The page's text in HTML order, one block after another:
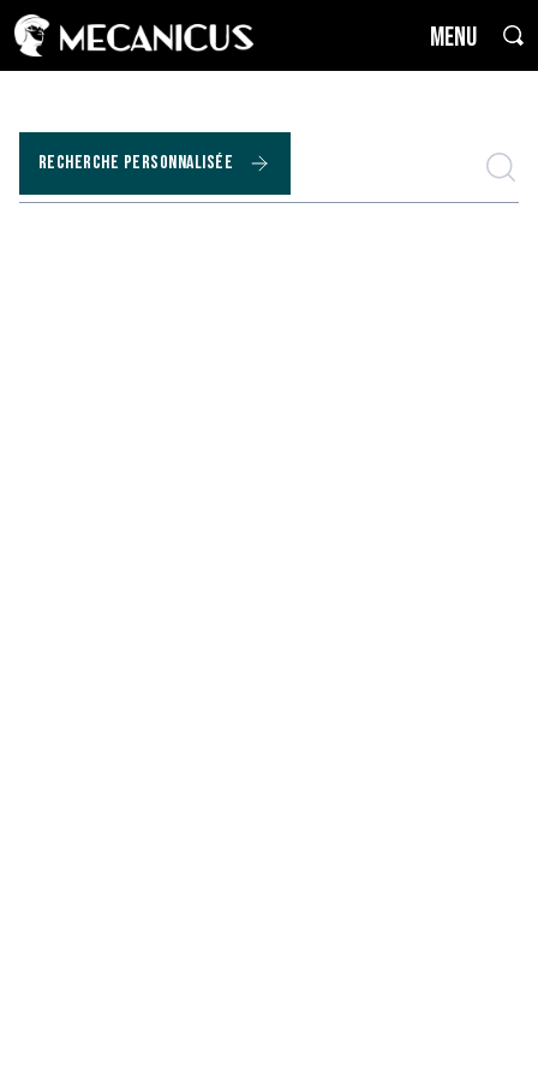
MENU
RECHERCHE PERSONNALISÉE